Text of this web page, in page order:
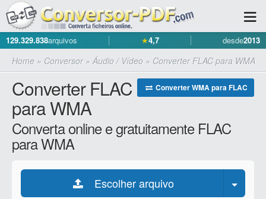
129.329.838arquivos ★4,7 desde2013
Home » Conversor» Áudio / Vídeo » Converter FLAC para WMA
Converter WMA para FLAC
Converter FLAC
para WMA
Converta online e gratuitamente FLAC
para WMA
Escolher arquivo